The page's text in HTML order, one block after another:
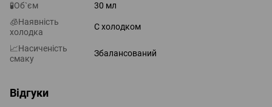
🧪Об`єм
30 мл
🧊Наявність
холодка
С холодком
📈Насиченість
смаку
Збалансований
Відгуки